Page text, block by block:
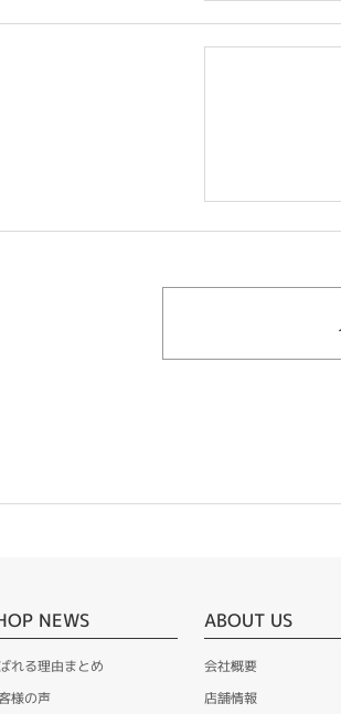
NEWS
れる理由まとめ
様の声
ABOUT US
会社概要
店舗情報